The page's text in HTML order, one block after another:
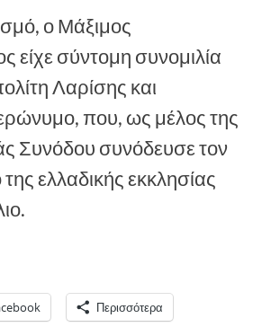
ο Μάξιμος
είχε σύντομη συνομιλία
Λαρίσης και
που, ως μέλος της
Συνόδου συνόδευσε τον
ελλαδικής εκκλησίας
Περισσότερα